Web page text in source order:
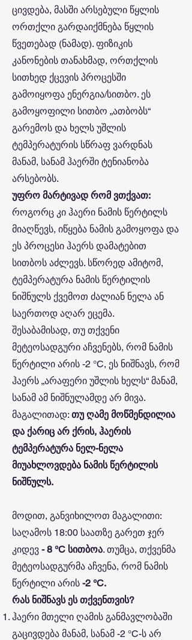
ცივდება, მასში არსებული წყლის
ორთქლი გარდაიქმნება წყლის
წვეთებად (ნამად). ფიზიკის
კანონების თანახმად, ორთქლის
სითხედ ქცევის პროცესში
გამოიყოფა ენერგია/სითბო. ეს
გამოყოფილი სითბო „ათბობს“
გარემოს და ხელს უშლის
ტემპერატურის სწრაფ ვარდნას
მანამ, სანამ ჰაერში ტენიანობა
არსებობს.
უფრო მარტივად რომ ვთქვათ:
როგორც კი ჰაერი ნამის წერტილს
მიაღწევს, იწყება ნამის გამოყოფა და
ეს პროცესი ჰაერს დამატებით
სითბოს აძლევს. სწორედ ამიტომ,
ტემპერატურა ნამის წერტილის
ნიშნულს ქვემოთ ძალიან ნელა ან
საერთოდ აღარ ეცემა.
შესაბამისად, თუ თქვენი
მეტეოსადგური აჩვენებს, რომ ნამის
წერტილი არის -2 °C, ეს ნიშნავს, რომ
ჰაერს „არაფერი უშლის ხელს“ მანამ,
სანამ ამ ნიშნულამდე არ მივა.
მაგალითად: თუ ღამე მოწმენდილია
და ქარიც არ ქრის, ჰაერის
ტემპერატურა ნელ-ნელა
მიუახლოვდება ნამის წერტილის
ნიშნულს.
მოდით, განვიხილოთ მაგალითი:
საღამოს 18:00 საათზე გარეთ ჯერ
კიდევ - 8 °C სითბოა. თუმცა, თქვენმა
მეტეოსადგურმა აჩვენა, რომ ნამის
წერტილი არის -2 °C.
რას ნიშნავს ეს თქვენთვის?
ჰაერი მთელი ღამის განმავლობაში
გაცივდება მანამ, სანამ -2 °C-ს არ